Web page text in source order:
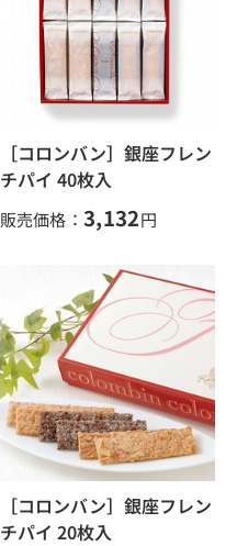
［コロンバン］銀座フレン
チパイ 40枚入
販売価格： 3,132円
［コロンバン］銀座フレン
チパイ 20枚入